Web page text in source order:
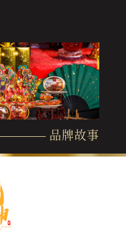
品牌故事